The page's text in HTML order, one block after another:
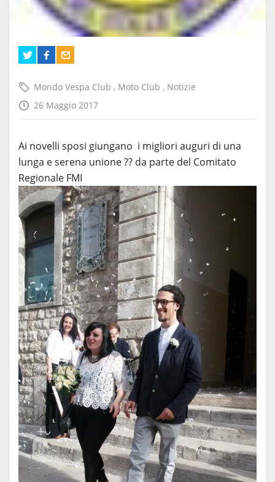
Mondo Vespa Club , Moto Club , Notizie
26 Maggio 2017
Ai novelli sposi giungano i migliori auguri di una
lunga e serena unione?? da parte del Comitato
Regionale FMI